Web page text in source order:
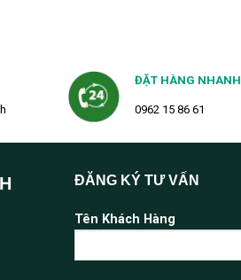
ĐẶT HÀNG NHANH
0962 15 86 61
ĐĂNG KÝ TƯ VẤN
Tên Khách Hàng